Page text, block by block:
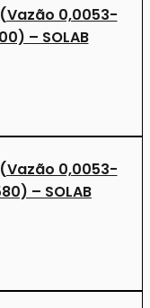
(Vazão 0,0053-
– SOLAB
(Vazão 0,0053-
– SOLAB